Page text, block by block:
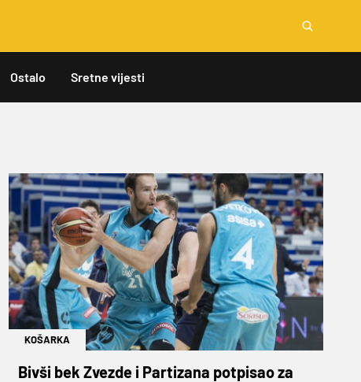
Ostalo Sretne vijesti
KOŠARKA
Bivši bek Zvezde i Partizana potpisao za